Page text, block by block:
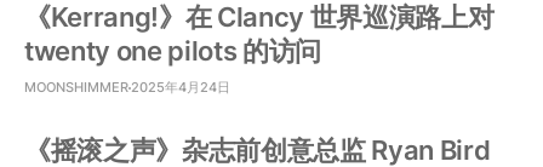
《Kerrang!》在 Clancy 世界巡演路上对
twenty one pilots 的访问
MOONSHIMMER 2025年4月24日
《摇滚之声》杂志前创意总监 Ryan Bird